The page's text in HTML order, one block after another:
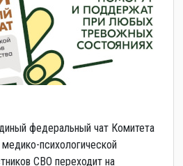
федеральный чат Комитета
психологической
СВО переходит на